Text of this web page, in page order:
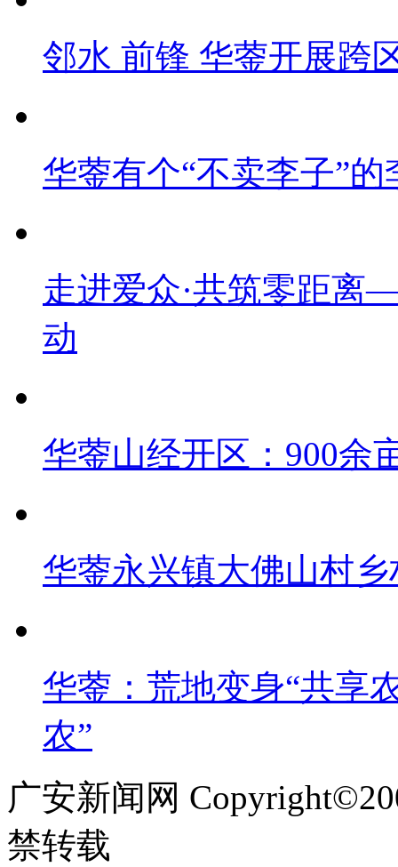
邻水 前锋 华蓥开展跨
华蓥有个“不卖李子”的
走进爱众·共筑零距
动
华蓥山经开区：900余
华蓥永兴镇大佛山村
华蓥：荒地变身“共享
农”
广安新闻网
禁转载